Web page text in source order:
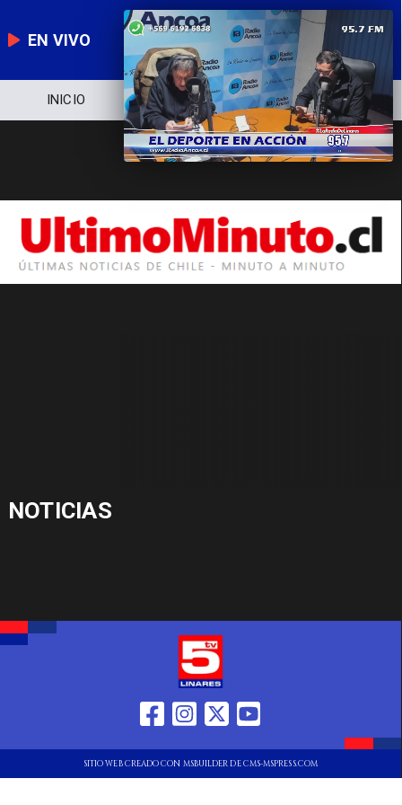
EN VIVO
INICIO NOTICIERO POLÍTICA
NOTICIAS
SITIO WEB CREADO CON MSBUILDER DE CMS-MSPRESS.COM